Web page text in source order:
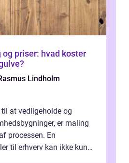
priser: hvad koster
Lindholm
at vedligeholde og
er maling
processen. En
til erhverv kan ikke kun